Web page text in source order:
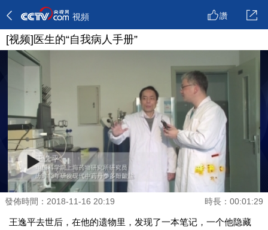
視頻 讚
[视频]医生的“自我病人手册”
發佈時間：2018-11-16 20:19 時長：00:01:29
王逸平去世后，在他的遗物里，发现了一本笔记，一个他隐藏